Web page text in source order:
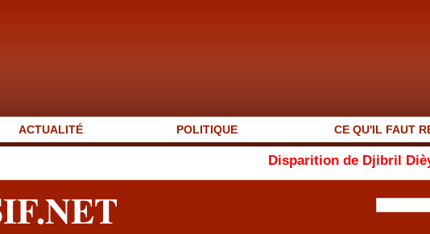
ACTUALITÉ POLITIQUE CE QU'IL FAUT
Disparition de Djibril Dièye : «